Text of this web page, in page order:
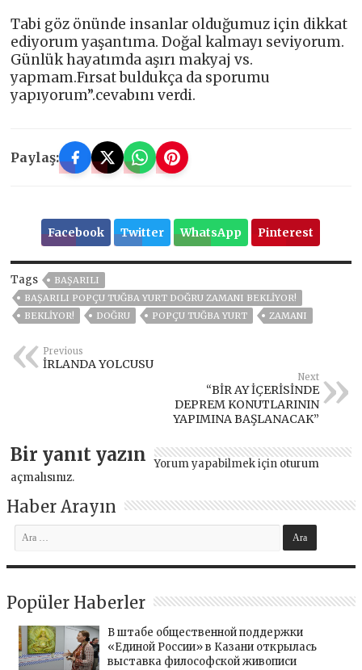
Tabi göz önünde insanlar olduğumuz için dikkat
ediyorum yaşantıma. Doğal kalmayı seviyorum.
Günlük hayatımda aşırı makyaj vs.
yapmam.Fırsat buldukça da sporumu
yapıyorum”.cevabını verdi.
Paylaş:
Facebook Twitter WhatsApp Pinterest
Tags
BAŞARILI
BAŞARILI POPÇU TUĞBA YURT DOĞRU ZAMANI BEKLIYOR!
BEKLIYOR!
DOĞRU POPÇU TUĞBA YURT ZAMANI
Previous
İRLANDA YOLCUSU
Next
“BİR AY İÇERİSİNDE
DEPREM KONUTLARININ
YAPIMINA BAŞLANACAK”
Bir yanıt yazın Yorum yapabilmek için oturum
açmalısınız.
Haber Arayın
Popüler Haberler
В штабе общественной поддержки
«Единой России» в Казани открылась
выставка философской живописи